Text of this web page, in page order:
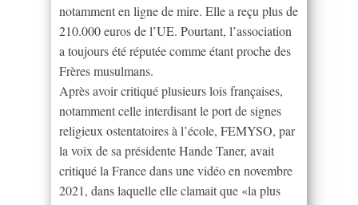
notamment en ligne de mire. Elle a reçu plus de
210.000 euros de l’UE. Pourtant, l’association
a toujours été réputée comme étant proche des
Frères musulmans.
Après avoir critiqué plusieurs lois françaises,
notamment celle interdisant le port de signes
religieux ostentatoires à l’école, FEMYSO, par
la voix de sa présidente Hande Taner, avait
critiqué la France dans une vidéo en novembre
2021, dans laquelle elle clamait que «la plus